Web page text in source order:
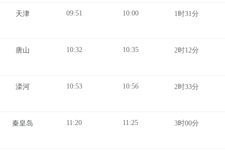
天津 09:51 10:00 1时31分
唐山 10:32 10:35 2时12分
滦河 10:53 10:56 2时33分
秦皇岛 11:20 11:25 3时00分